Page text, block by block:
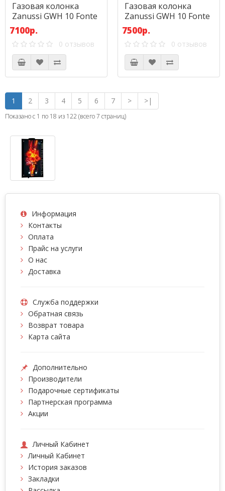
Газовая колонка
Zanussi GWH 10 Fonte
7100р.
0 отзывов
Газовая колонка
Zanussi GWH 10 Fonte
Glass La Spezia
7500р.
0 отзывов
1 2 3 4 5 6 7 > >|
Показано с 1 по 18 из 122 (всего 7 страниц)
Информация
Контакты
Оплата
Прайс на услуги
О нас
Доставка
Служба поддержки
Обратная связь
Возврат товара
Карта сайта
Дополнительно
Производители
Подарочные сертификаты
Партнерская программа
Акции
Личный Кабинет
Личный Кабинет
История заказов
Закладки